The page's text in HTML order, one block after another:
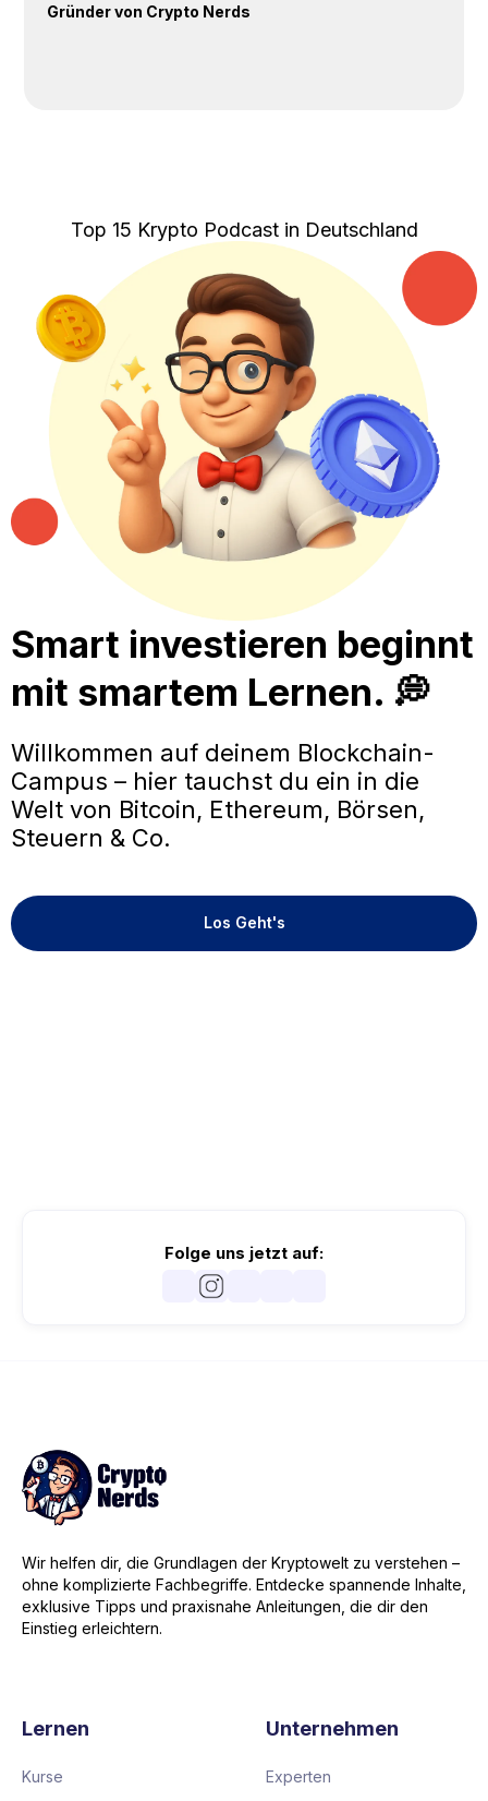
Gründer von Crypto Nerds
Top 15 Krypto Podcast in Deutschland
Smart investieren beginnt
mit smartem Lernen. 💭
Willkommen auf deinem Blockchain-
Campus – hier tauchst du ein in die
Welt von Bitcoin, Ethereum, Börsen,
Steuern & Co.
Los Geht's
Folge uns jetzt auf:
Wir helfen dir, die Grundlagen der Kryptowelt zu verstehen –
ohne komplizierte Fachbegriffe. Entdecke spannende Inhalte,
exklusive Tipps und praxisnahe Anleitungen, die dir den
Einstieg erleichtern.
Lernen
Kurse
Unternehmen
Experten